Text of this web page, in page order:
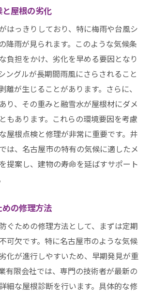
屋根の劣化
はっきりしており、特に梅雨や台風シ
降雨が見られます。このような気候条
負担をかけ、劣化を早める要因となり
ングルが長期間雨風にさらされること
離が生じることがあります。さらに、
り、その重みと融雪水が屋根材にダメ
もあります。これらの環境要因を考慮
屋根点検と修理が非常に重要です。井
は、名古屋市の特有の気候に適したメ
提案し、建物の寿命を延ばすサポート
の修理方法
ぐための修理方法として、まずは定期
可欠です。特に名古屋市のような気候
化が進行しやすいため、早期発見が重
有限会社では、専門の技術者が最新の
細な屋根診断を行います。具体的な修